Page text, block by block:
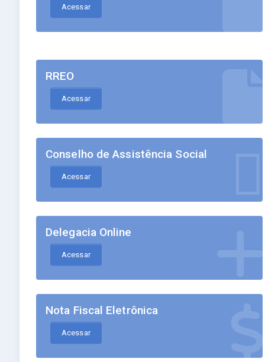
Acessar
RREO
Acessar
Conselho de Assistência Social
Acessar
Delegacia Online
Acessar
Nota Fiscal Eletrônica
Acessar